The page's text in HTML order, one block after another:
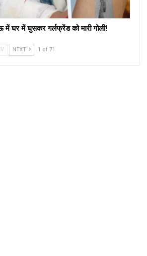
घर में घुसकर गर्लफ्रेंड को मारी गोली!
NEXT 1 of 71